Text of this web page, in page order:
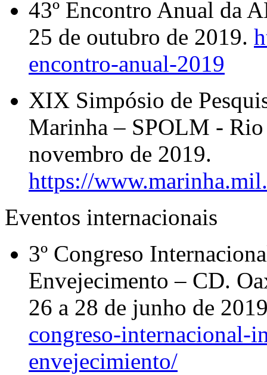
43º Encontro Anual da
25 de outubro de 2019.
encontro-anual-2019
XIX Simpósio de
Marinha – SPOLM - Rio
novembro de 2019.
https://
Eventos internacionais
3º Congreso
Envejecimento – CD.
26 a 28 de junho de
congreso-internacional-
envejecimiento/